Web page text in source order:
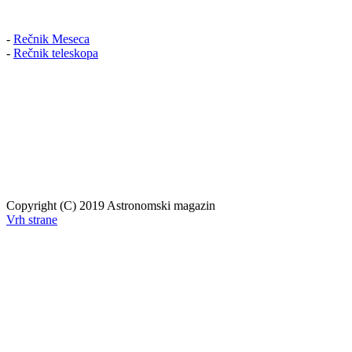
- Rečnik Meseca
- Rečnik teleskopa
Copyright (C) 2019 Astronomski magazin
Vrh strane